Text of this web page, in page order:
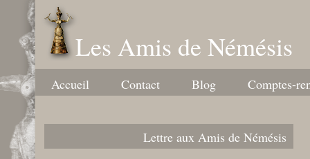
Les Amis de Némésis
Accueil Contact Blog Comptes-
Lettre aux Amis de Némésis